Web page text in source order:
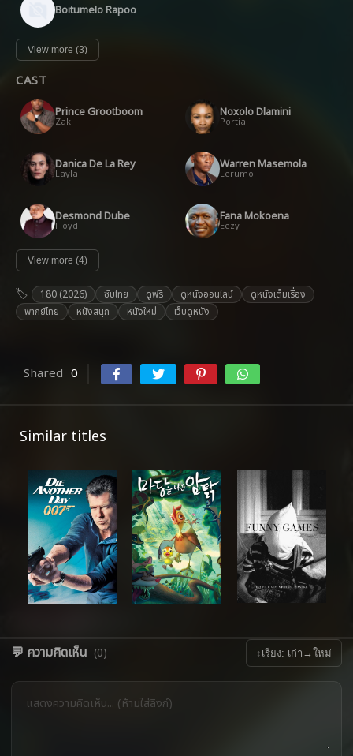
Boitumelo Rapoo
View more (3)
CAST
Prince Grootboom
Zak
Noxolo Dlamini
Portia
Danica De La Rey
Layla
Warren Masemola
Lerumo
Desmond Dube
Floyd
Fana Mokoena
Eezy
View more (4)
180 (2026) ซับไทย ดูฟรี ดูหนังออนไลน์
ดูหนังเต็มเรื่อง
พากย์ไทย
หนังสนุก หนังใหม่ เว็บดูหนัง
Shared 0
Similar titles
💬 ความคิดเห็น (0) ↕ เรียง: เก่า→ใหม่